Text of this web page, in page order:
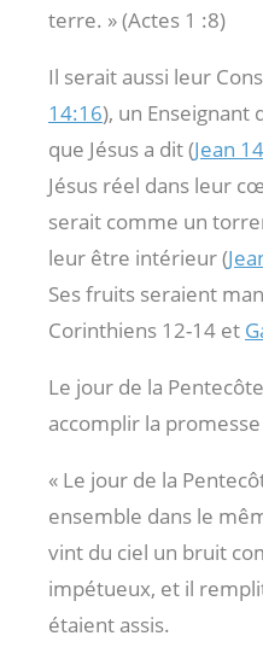
terre. » (Actes 1 :8)
Il serait aussi leur
14:16), un Enseignant
que Jésus a dit (Jean
Jésus réel dans leur
serait comme un
leur être intérieur (
Ses fruits seraient
Corinthiens 12-14 et
Le jour de la
accomplir la
« Le jour de la
ensemble dans le
vint du ciel un bruit
impétueux, et il
étaient assis.